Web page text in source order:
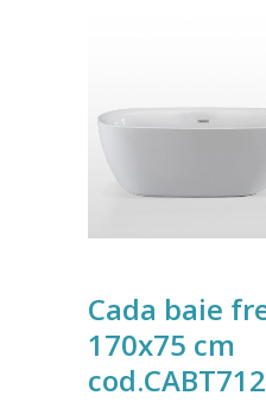
Cada baie
170x75 cm